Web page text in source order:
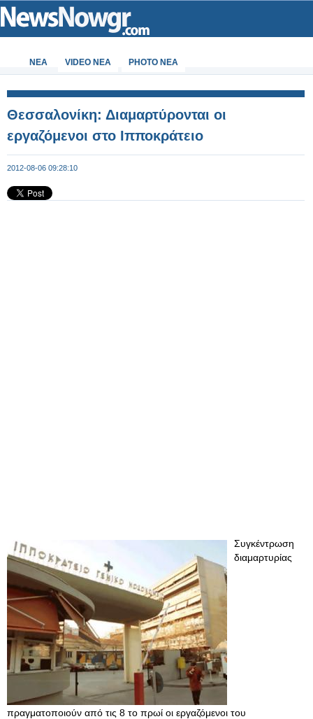
ΝΕΑ VIDEO NEA PHOTO NEA
Θεσσαλονίκη: Διαμαρτύρονται οι
εργαζόμενοι στο Ιπποκράτειο
2012-08-06 09:28:10
Συγκέντρωση
διαμαρτυρίας
πραγματοποιούν από τις 8 το πρωί οι εργαζόμενοι του